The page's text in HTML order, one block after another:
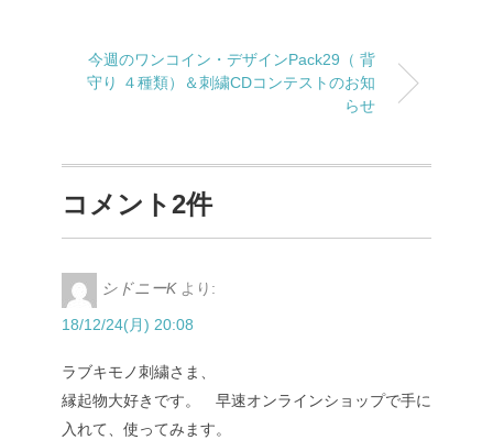
今週のワンコイン・デザインPack29（ 背
守り ４種類）＆刺繍CDコンテストのお知
らせ
コメント2件
シドニーK より:
18/12/24(月) 20:08
ラブキモノ刺繍さま、
縁起物大好きです。 早速オンラインショップで手に
入れて、使ってみます。